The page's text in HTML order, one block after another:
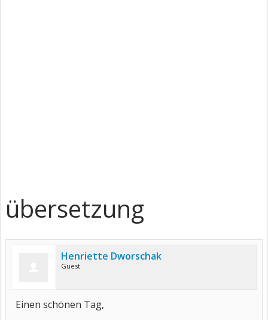
übersetzung
Henriette Dworschak
Guest
Einen schönen Tag,